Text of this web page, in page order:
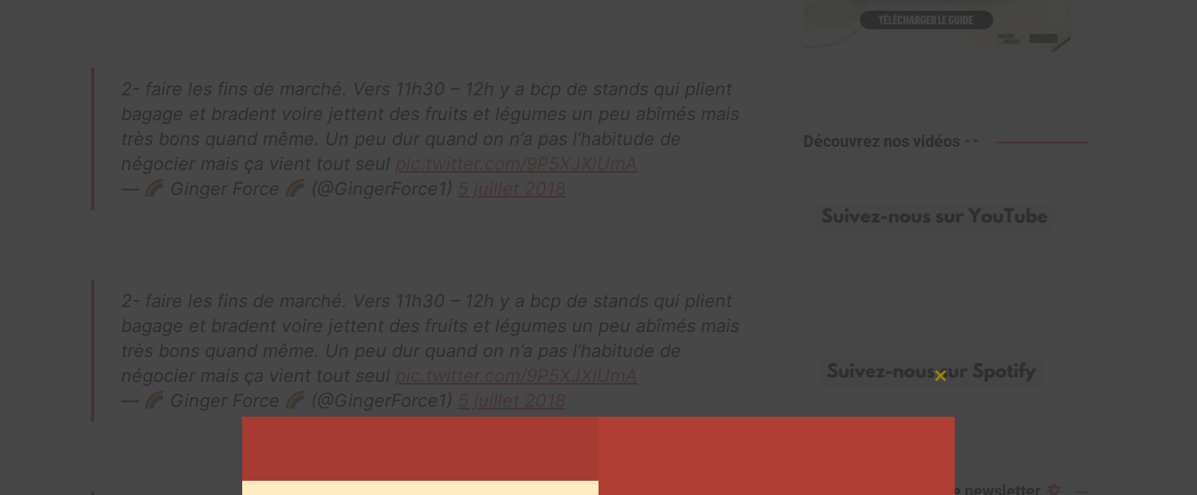
2- faire les fins de marché. Vers 11h30 – 12h y a bcp de stands qui plient
bagage et bradent voire jettent des fruits et légumes un peu abîmés mais
très bons quand même. Un peu dur quand on n’a pas l’habitude de
négocier mais ça vient tout seul
—
Ginger Force (@GingerForce1)
2- faire les fins de marché. Vers 11h30 – 12h y a bcp de stands qui plient
bagage et bradent voire jettent des fruits et légumes un peu abîmés mais
très bons quand même. Un peu dur quand on n’a pas l’habitude de
négocier mais ça vient tout seul
—
Ginger Force (@GingerForce1)
Découvrez nos vidéos
Abonnez-vous à notre newsletter
module